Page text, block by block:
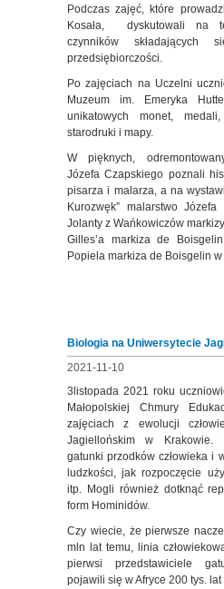
Podczas zajęć, które
Kosała, dyskutowali na
czynników
przedsiębiorczości.
Po zajęciach na Uczelni
Muzeum im. Emeryka
unikatowych monet,
starodruki i mapy.
W pięknych,
Józefa Czapskiego poznali
pisarza i malarza, a na
Kurozwęk” malarstwo
Jolanty z Wańkowiczów
Gilles’a markiza de
Popiela markiza de Boisgelin
Biologia na Uniwersytecie
2021-11-10
3 listopada 2021 roku
Małopolskiej Chmury
zajęciach z ewolucji
Jagiellońskim w Krakowie.
gatunki przodków człowieka i
ludzkości, jak rozpoczęcie
itp. Mogli również dotknąć
form Hominidów.
Czy wiecie, że pierwsze
mln lat temu, linia
pierwsi przedstawiciele
pojawili się w Afryce 200 tys. lat